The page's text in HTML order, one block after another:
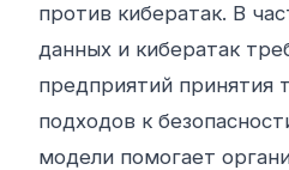
против кибератак. В
данных и кибератак
предприятий принятия
подходов к
модели помогает